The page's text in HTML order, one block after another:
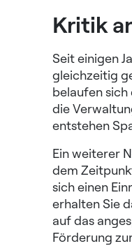
Kritik
Seit einigen
gleichzeitig
belaufen sich
die
entstehen
Ein weiterer
dem
sich einen
erhalten Sie
auf das
Förderung